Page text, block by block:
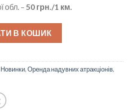
обл. – 50грн./1 км.
В КОШИК
Новинки,Оренда надувних атракціонів,